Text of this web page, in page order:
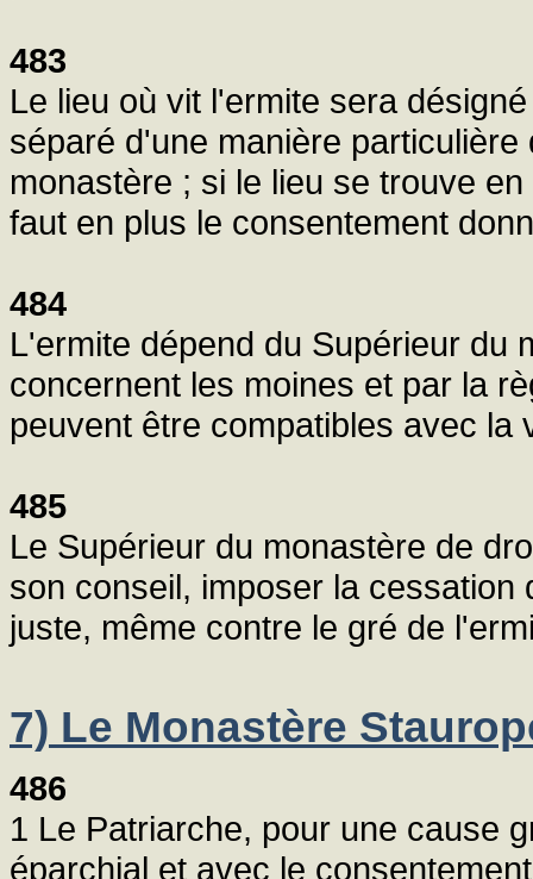
483
Le lieu où vit l'ermite sera
séparé d'une manière
monastère ; si le lieu se trouve
faut en plus le consentement
484
L'ermite dépend du Supérieur du
concernent les moines et par la
peuvent être compatibles avec la
485
Le Supérieur du monastère de
son conseil, imposer la
juste, même contre le gré de
7) Le Monastère
486
1 Le Patriarche, pour une cause
éparchial et avec le